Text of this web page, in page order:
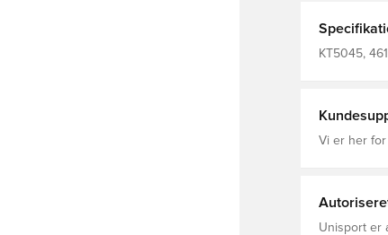
at
KT5045,
Vi er her
Unisport er